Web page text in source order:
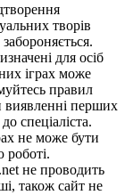
творів
для осіб
іграх може
правил
виявленні перших
спеціаліста.
не може бути
роботі.
не проводить
також сайт не